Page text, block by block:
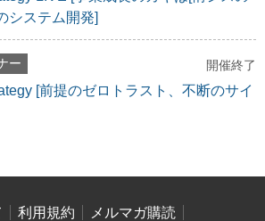
システム開発]
ー 開催終了
[前提のゼロトラスト、不断のサイ
利用規約
メルマガ購読